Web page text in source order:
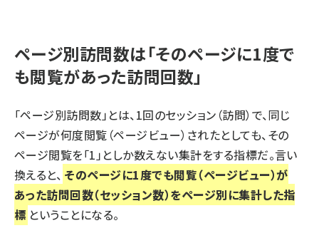
ページ別訪問数は「そのページに1度で
も閲覧があった訪問回数」
「ページ別訪問数」とは、1回のセッション（訪問）で、同じ
ページが何度閲覧（ページビュー）されたとしても、その
ページ閲覧を「1」としか数えない集計をする指標だ。言い
換えると、 そのページに1度でも閲覧（ページビュー）が
あった訪問回数（セッション数）をページ別に集計した指
標 ということになる。